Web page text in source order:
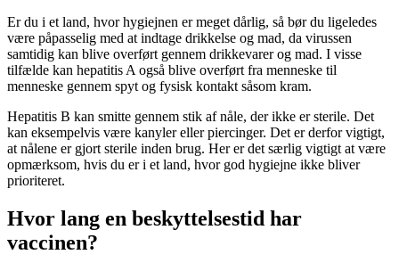
Er du i et land, hvor hygiejnen er meget dårlig, så bør du ligeledes
være påpasselig med at indtage drikkelse og mad, da virussen
samtidig kan blive overført gennem drikkevarer og mad. I visse
tilfælde kan hepatitis A også blive overført fra menneske til
menneske gennem spyt og fysisk kontakt såsom kram.
Hepatitis B kan smitte gennem stik af nåle, der ikke er sterile. Det
kan eksempelvis være kanyler eller piercinger. Det er derfor vigtigt,
at nålene er gjort sterile inden brug. Her er det særlig vigtigt at være
opmærksom, hvis du er i et land, hvor god hygiejne ikke bliver
prioriteret.
Hvor lang en beskyttelsestid har
vaccinen?